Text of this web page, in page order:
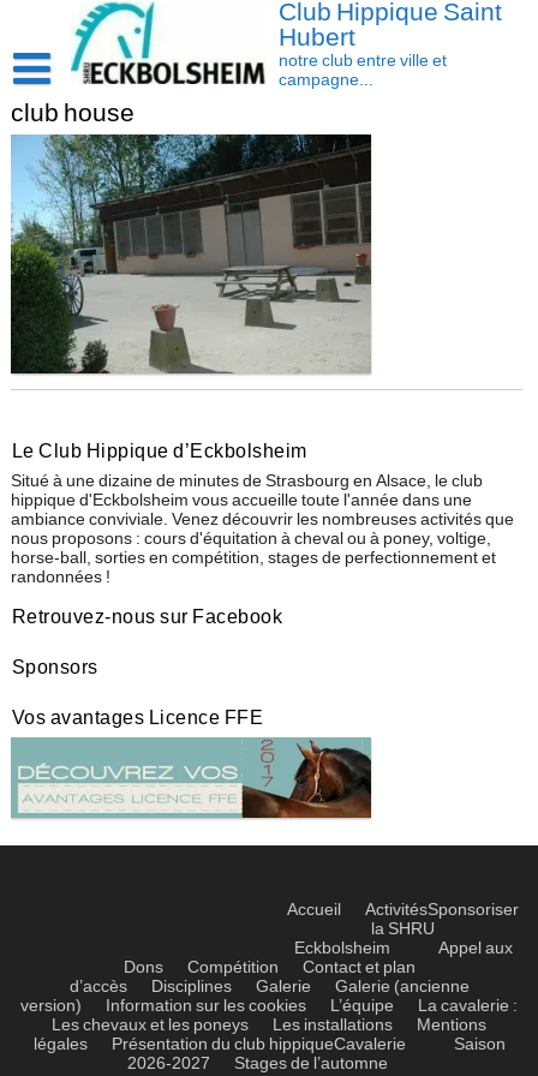
Club Hippique Saint
Hubert
notre club entre ville et
campagne...
Accueil
Saison 2026-2027
Les actus
Cavasoft client
Présentation
L’équipe
Les installations
Activités
Disciplines
Contact/accès
club house
Le Club Hippique d’Eckbolsheim
Situé à une dizaine de minutes de Strasbourg en Alsace, le club
hippique d'Eckbolsheim vous accueille toute l'année dans une
ambiance conviviale. Venez découvrir les nombreuses activités que
nous proposons : cours d'équitation à cheval ou à poney, voltige,
horse-ball, sorties en compétition, stages de perfectionnement et
randonnées !
Retrouvez-nous sur Facebook
Sponsors
Vos avantages Licence FFE
Accueil ActivitésSponsoriser
la SHRU
Eckbolsheim
Appel aux
Dons
Compétition
Contact et plan
d’accès
Disciplines Galerie
Galerie (ancienne
version)
Information sur les cookies L’équipe
La cavalerie :
Les chevaux et les poneys
Les installations
Mentions
légales
Présentation du club hippiqueCavalerie
Saison
2026-2027
Stages de l’automne